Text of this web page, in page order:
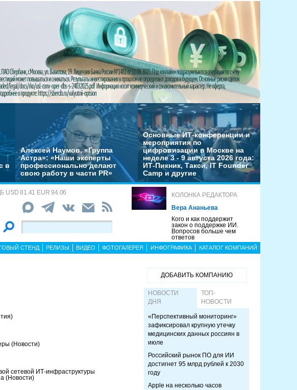
в
Алексей Наумов, «Группа
Астра»: «Наши эксперты
профессионально делают
свою работу в части PR»
Основные ИТ-конференции и
мероприятия по
цифровизации в Москве на
неделе 3 - 9 августа 2026 года:
ИТ-Пикник, Такси, IT Founder
Camp и другие
USD 81.41 EUR 94.06
КОЛОНКА РЕДАКТОРА
Вера Ананьева
Кого и как поддержит
закон о поддержке ИИ.
Вопросов больше чем
ответов
СТЕНД РЕЛИЗЫ ВИДЕО ФОТОГАЛЕРЕЯ ИНФОГРАФИКА КАТАЛОГ КОМПАНИЙ
(Новости)
сетевой ИТ-инфраструктуры
(Новости)
ДОБАВИТЬ КОМПАНИЮ
НОВОСТИ
ДНЯ
ТОП-
НОВОСТИ
«Перспективный мониторинг»
зафиксировал крупную утечку
медицинских данных россиян в
июле
Российский рынок ПО для ИИ
достигнет 95 млрд рублей к 2030
году
Apple на несколько часов